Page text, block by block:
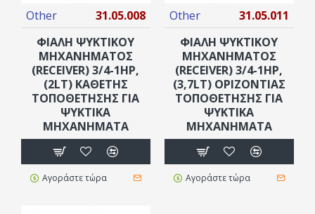
Other
31.05.008
ΦΙΆΛΗ ΨΥΚΤΙΚΟΎ
ΜΗΧΑΝΉΜΑΤΟΣ
(RECEIVER) 3/4-1ΗΡ,
(2LT) ΚΆΘΕΤΗΣ
ΤΟΠΟΘΈΤΗΣΗΣ ΓΙΑ
ΨΥΚΤΙΚΆ
ΜΗΧΑΝΉΜΑΤΑ
Αγοράστε τώρα
Other
31.05.011
ΦΙΆΛΗ ΨΥΚΤΙΚΟΎ
ΜΗΧΑΝΉΜΑΤΟΣ
(RECEIVER) 3/4-1ΗΡ,
(3,7LT) ΟΡΙΖΌΝΤΙΑΣ
ΤΟΠΟΘΈΤΗΣΗΣ ΓΙΑ
ΨΥΚΤΙΚΆ
ΜΗΧΑΝΉΜΑΤΑ
Αγοράστε τώρα